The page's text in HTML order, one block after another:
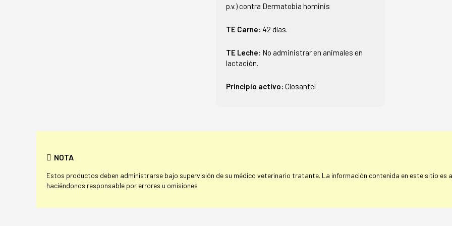
p.v.) contra Dermatobia hominis
TE Carne: 42 días.
TE Leche: No administrar en animales en
lactación.
Principio activo: Closantel
NOTA
Estos productos deben administrarse bajo supervisión de su médico veterinario tratante. La información contenida en este sitio es
haciéndonos responsable por errores u omisiones